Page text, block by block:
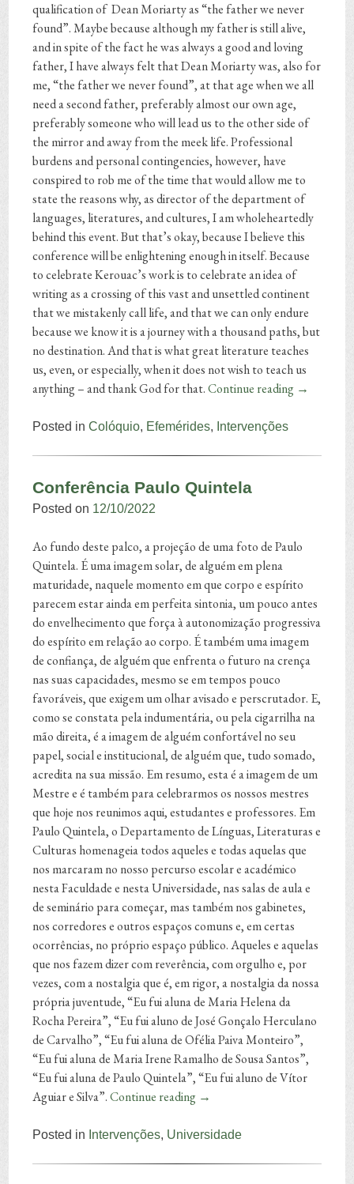
qualification of Dean Moriarty as “the father we never
found”. Maybe because although my father is still alive,
and in spite of the fact he was always a good and loving
father, I have always felt that Dean Moriarty was, also for
me, “the father we never found”, at that age when we all
need a second father, preferably almost our own age,
preferably someone who will lead us to the other side of
the mirror and away from the meek life. Professional
burdens and personal contingencies, however, have
conspired to rob me of the time that would allow me to
state the reasons why, as director of the department of
languages, literatures, and cultures, I am wholeheartedly
behind this event. But that’s okay, because I believe this
conference will be enlightening enough in itself. Because
to celebrate Kerouac’s work is to celebrate an idea of
writing as a crossing of this vast and unsettled continent
that we mistakenly call life, and that we can only endure
because we know it is a journey with a thousand paths, but
no destination. And that is what great literature teaches
us, even, or especially, when it does not wish to teach us
anything – and thank God for that.Continue reading →
Posted inColóquio, Efemérides, Intervenções
Conferência Paulo Quintela
Posted on 12/10/2022
Ao fundo deste palco, a projeção de uma foto de Paulo
Quintela. É uma imagem solar, de alguém em plena
maturidade, naquele momento em que corpo e espírito
parecem estar ainda em perfeita sintonia, um pouco antes
do envelhecimento que força à autonomização progressiva
do espírito em relação ao corpo. É também uma imagem
de confiança, de alguém que enfrenta o futuro na crença
nas suas capacidades, mesmo se em tempos pouco
favoráveis, que exigem um olhar avisado e perscrutador. E,
como se constata pela indumentária, ou pela cigarrilha na
mão direita, é a imagem de alguém confortável no seu
papel, social e institucional, de alguém que, tudo somado,
acredita na sua missão. Em resumo, esta é a imagem de um
Mestre e é também para celebrarmos os nossos mestres
que hoje nos reunimos aqui, estudantes e professores. Em
Paulo Quintela, o Departamento de Línguas, Literaturas e
Culturas homenageia todos aqueles e todas aquelas que
nos marcaram no nosso percurso escolar e académico
nesta Faculdade e nesta Universidade, nas salas de aula e
de seminário para começar, mas também nos gabinetes,
nos corredores e outros espaços comuns e, em certas
ocorrências, no próprio espaço público. Aqueles e aquelas
que nos fazem dizer com reverência, com orgulho e, por
vezes, com a nostalgia que é, em rigor, a nostalgia da nossa
própria juventude, “Eu fui aluna de Maria Helena da
Rocha Pereira”, “Eu fui aluno de José Gonçalo Herculano
de Carvalho”, “Eu fui aluna de Ofélia Paiva Monteiro”,
“Eu fui aluna de Maria Irene Ramalho de Sousa Santos”,
“Eu fui aluna de Paulo Quintela”, “Eu fui aluno de Vítor
Aguiar e Silva”.Continue reading →
Posted in Intervenções, Universidade